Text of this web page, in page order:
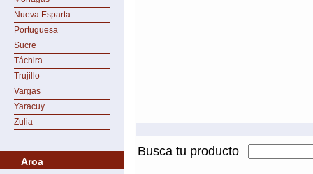
Nueva Esparta
Portuguesa
Sucre
Táchira
Trujillo
Vargas
Yaracuy
Zulia
Aroa
Busca tu producto